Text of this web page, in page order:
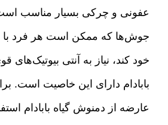
عفونی و چرکی بسیار مناسب
جوش‌ها که ممکن است هر فرد با
خود کند، نیاز به آنتی بیوتیک‌های
بابادام دارای این خاصیت است.
عارضه از دمنوش گیاه بابادام